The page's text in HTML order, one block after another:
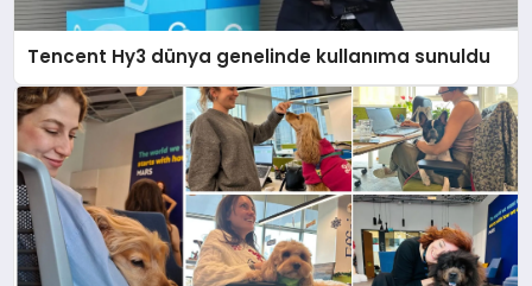
Tencent Hy3 dünya genelinde kullanıma sunuldu